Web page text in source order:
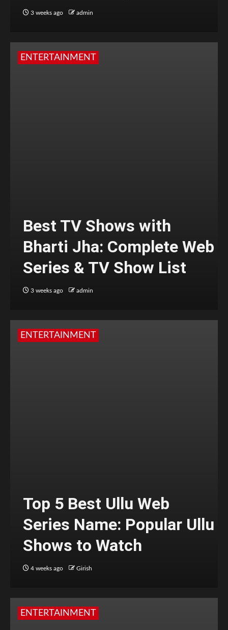
3 weeks ago admin
ENTERTAINMENT
Best TV Shows with
Bharti Jha: Complete Web
Series & TV Show List
3 weeks ago admin
ENTERTAINMENT
Top 5 Best Ullu Web
Series Name: Popular Ullu
Shows to Watch
4 weeks ago Girish
ENTERTAINMENT